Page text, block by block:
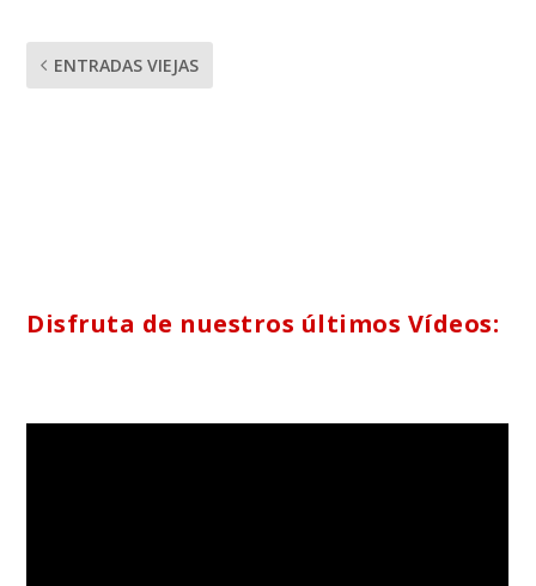
ENTRADAS VIEJAS
Disfruta de nuestros últimos Vídeos: